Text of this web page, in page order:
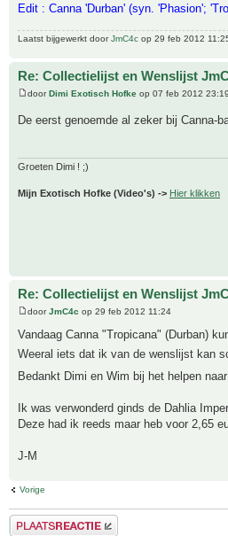
Edit : Canna 'Durban' (syn. 'Phasion';
Laatst bijgewerkt doorJmC4c op 29 feb 2012
Re: Collectielijst en Wenslijst
doorDimi Exotisch Hofke op 07 feb 2012 23:19
De eerst genoemde al zeker bij Canna-
Groeten Dimi ! ;)
Mijn Exotisch Hofke (Video's) -> Hier klikken
Re: Collectielijst en Wenslijst
doorJmC4c op 29 feb 2012 11:24
Vandaag Canna "Tropicana" (Durban)
Weeral iets dat ik van de wenslijst kan
Bedankt Dimi en Wim bij het helpen
Ik was verwonderd ginds de Dahlia
Deze had ik reeds maar heb voor 2,65
J-M
Vorige
Plaats een reactie